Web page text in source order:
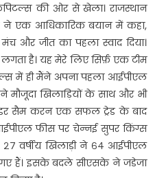
की ओर से खेला। राजस्थान
ने एक आधिकारिक बयान में कहा,
और जीत का पहला स्वाद दिया।
है। यह मेरे लिए सिर्फ़ एक टीम
में ही मैंने अपना पहला आईपीएल
मौजूदा खिलाड़ियों के साथ और भी
सैम करन एक सफल ट्रेड के बाद
फीस पर चेन्नई सुपर किंग्स
२७ वर्षीय खिलाड़ी ने ६४ आईपीएल
हैं। इसके बदले सीएसके ने जडेजा